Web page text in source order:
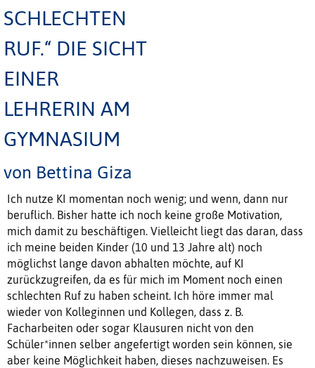
SCHLECHTEN
RUF.“ DIE SICHT
EINER
LEHRERIN AM
GYMNASIUM
von Bettina Giza
Ich nutze KI momentan noch wenig; und wenn, dann nur
beruflich. Bisher hatte ich noch keine große Motivation,
mich damit zu beschäftigen. Vielleicht liegt das daran, dass
ich meine beiden Kinder (10 und 13 Jahre alt) noch
möglichst lange davon abhalten möchte, auf KI
zurückzugreifen, da es für mich im Moment noch einen
schlechten Ruf zu haben scheint. Ich höre immer mal
wieder von Kolleginnen und Kollegen, dass z. B.
Facharbeiten oder sogar Klausuren nicht von den
Schüler*innen selber angefertigt worden sein können, sie
aber keine Möglichkeit haben, dieses nachzuweisen. Es